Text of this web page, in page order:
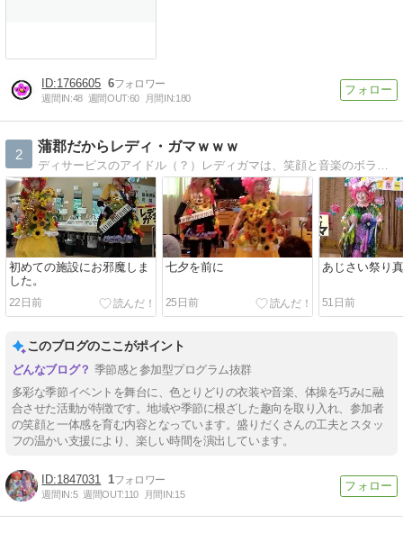
1766605 6
週間IN:48 週間OUT:60 月間IN:180
2
蒲郡だからレディ・ガマｗｗｗ
初めての施設にお邪魔しま
した。
22日前
七夕を前に
25日前
あじさい祭り
51日前
このブログのここがポイント
季節感と参加型プログラム抜群
多彩な季節イベントを舞台に、色とりどりの衣装や音楽、体操を巧みに融
合させた活動が特徴です。地域や季節に根ざした趣向を取り入れ、参加者
の笑顔と一体感を育む内容となっています。盛りだくさんの工夫とスタッ
フの温かい支援により、楽しい時間を演出しています。
1847031 1
週間IN:5 週間OUT:110 月間IN:15